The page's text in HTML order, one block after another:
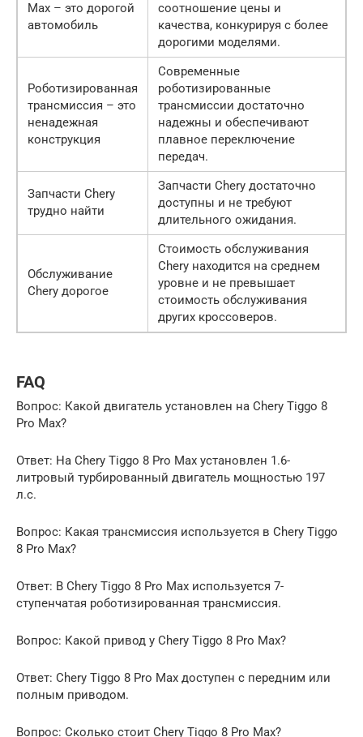
Max – это дорогой
автомобиль
соотношение цены и
качества, конкурируя с более
дорогими моделями.
Роботизированная
трансмиссия – это
ненадежная
конструкция
Современные
роботизированные
трансмиссии достаточно
надежны и обеспечивают
плавное переключение
передач.
Запчасти Chery
трудно найти
Запчасти Chery достаточно
доступны и не требуют
длительного ожидания.
Обслуживание
Chery дорогое
Стоимость обслуживания
Chery находится на среднем
уровне и не превышает
стоимость обслуживания
других кроссоверов.
FAQ
Вопрос: Какой двигатель установлен на Chery Tiggo 8
Pro Max?
Ответ: На Chery Tiggo 8 Pro Max установлен 1.6-
литровый турбированный двигатель мощностью 197
л.с.
Вопрос: Какая трансмиссия используется в Chery Tiggo
8 Pro Max?
Ответ: В Chery Tiggo 8 Pro Max используется 7-
ступенчатая роботизированная трансмиссия.
Вопрос: Какой привод у Chery Tiggo 8 Pro Max?
Ответ: Chery Tiggo 8 Pro Max доступен с передним или
полным приводом.
Вопрос: Сколько стоит Chery Tiggo 8 Pro Max?